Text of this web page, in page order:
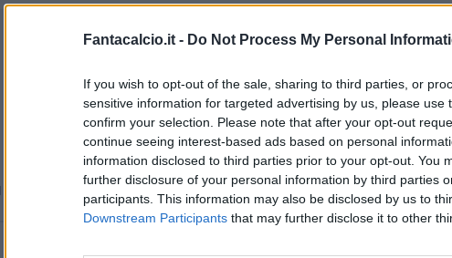
Fantacalcio.it - Do Not Process My Personal
If you wish to opt-out of the sale, sharing to third parties, or
sensitive information for targeted advertising by us, please use
confirm your selection. Please note that after your opt-out
continue seeing interest-based ads based on personal
information disclosed to third parties prior to your opt-out. You
further disclosure of your personal information by third parties
participants. This information may also be disclosed by us to
Downstream Participants that may further disclose it to other